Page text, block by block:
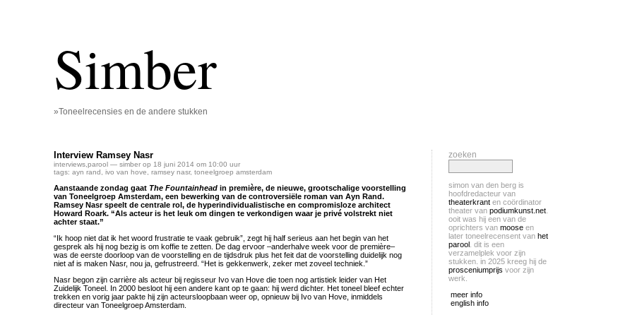
Simber
»Toneelrecensies en de andere stukken
Interview Ramsey Nasr
interviews parool — simber op 18 juni 2014 om 10:00 uur
tags: ayn rand ivo van hove ramsey nasr, toneelgroep amsterdam
Aanstaande zondag gaat The Fountainhead in première, de nieuwe, grootschalige voorstelling
van Toneelgroep Amsterdam, een bewerking van de controversiële roman van Ayn Rand.
Ramsey Nasr speelt de centrale rol, de hyperindividualistische en compromisloze architect
Howard Roark. “Als acteur is het leuk om dingen te verkondigen waar je privé volstrekt niet
achter staat.”
“Ik hoop niet dat ik het woord frustratie te vaak gebruik”, zegt hij half serieus aan het begin van het
gesprek als hij nog bezig is om koffie te zetten. De dag ervoor –anderhalve week voor de première–
was de eerste doorloop van de voorstelling en de tijdsdruk plus het feit dat de voorstelling duidelijk nog
niet af is maken Nasr, nou ja, gefrustreerd. “Het is gekkenwerk, zeker met zoveel techniek.”
Nasr begon zijn carrière als acteur bij regisseur Ivo van Hove die toen nog artistiek leider van Het
Zuidelijk Toneel. In 2000 besloot hij een andere kant op te gaan: hij werd dichter. Het toneel bleef echter
trekken en vorig jaar pakte hij zijn acteursloopbaan weer op, opnieuw bij Ivo van Hove, inmiddels
directeur van Toneelgroep Amsterdam.
zoeken
simon van den berg is
hoofdredacteur van
theaterkrant en coördinator
theater van podiumkunst.net
ooit was hij een van de
oprichters van moose en
later toneelrecensent van het
parool . dit is een
verzamelplek voor zijn
stukken. in 2025 kreeg hij de
prosceniumprijs voor zijn
werk.
meer info
english info